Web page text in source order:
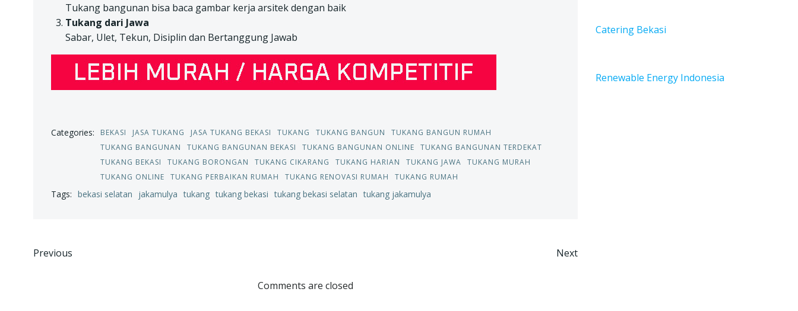
Tukang bangunan bisa baca gambar kerja arsitek dengan baik
Tukang dari Jawa
Sabar, Ulet, Tekun, Disiplin dan Bertanggung Jawab
Categories: BEKASI JASA TUKANG JASA TUKANG BEKASI TUKANG TUKANG BANGUN
TUKANG BANGUN RUMAH
TUKANG BANGUNAN
TUKANG BANGUNAN BEKASI TUKANG BANGUNAN ONLINE
TUKANG BANGUNAN TERDEKAT
TUKANG BEKASI
TUKANG BORONGAN TUKANG CIKARANG TUKANG HARIAN TUKANG JAWA
TUKANG MURAH
TUKANG ONLINE
TUKANG PERBAIKAN RUMAH TUKANG RENOVASI RUMAH TUKANG RUMAH
Tags: bekasi selatan jakamulya tukang tukang bekasi tukang bekasi selatan tukang jakamulya
Post
Previous
navigation
Next
Comments are closed
Catering Bekasi
Renewable Energy Indonesia